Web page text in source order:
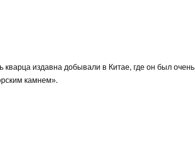
кварца издавна добывали в Китае, где он был очень
камнем».